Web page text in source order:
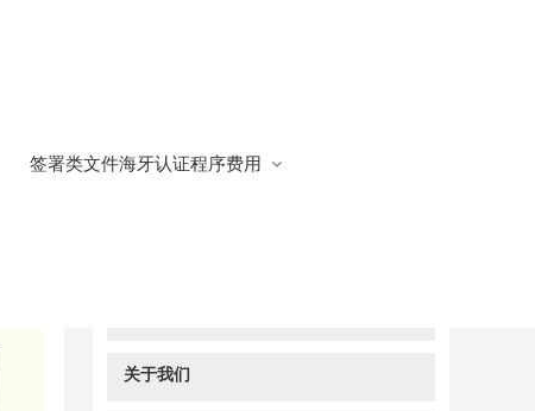
签署类文件海牙认证程序费用
关于我们